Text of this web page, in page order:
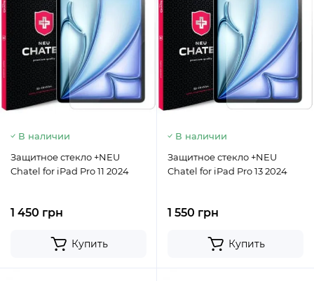
В наличии
Защитное стекло +NEU
Chatel for iPad Pro 11 2024
1 450 грн
Купить
В наличии
Защитное стекло +NEU
Chatel for iPad Pro 13 2024
1 550 грн
Купить